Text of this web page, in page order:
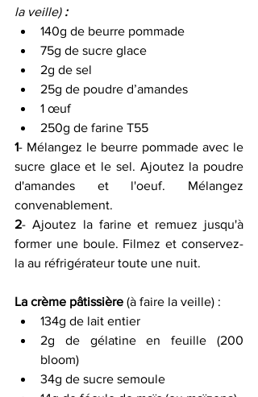
la veille) :
140g de beurre pommade
75g de sucre glace
2g de sel
25g de poudre d’amandes
1 œuf
250g de farine T55
1- Mélangez le beurre pommade avec le
sucre glace et le sel. Ajoutez la poudre
d'amandes et l'oeuf. Mélangez
convenablement.
2- Ajoutez la farine et remuez jusqu'à
former une boule. Filmez et conservez-
la au réfrigérateur toute une nuit.
La crème pâtissière (à faire la veille) :
134g de lait entier
2g de gélatine en feuille (200
bloom)
34g de sucre semoule